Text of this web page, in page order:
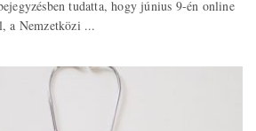
tudatta, hogy június 9-én online
a Nemzetközi ...